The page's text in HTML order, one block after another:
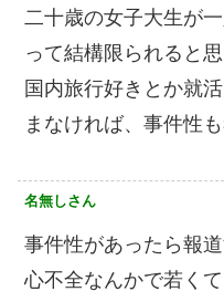
二十歳の女子大生が
って結構限られると思
国内旅行好きとか就
まなければ、事件性も
名無しさん
事件性があったら報道
心不全なんかで若く